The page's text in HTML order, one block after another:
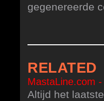
gegenereerde
RELATED
MastaLine.com
Altijd het